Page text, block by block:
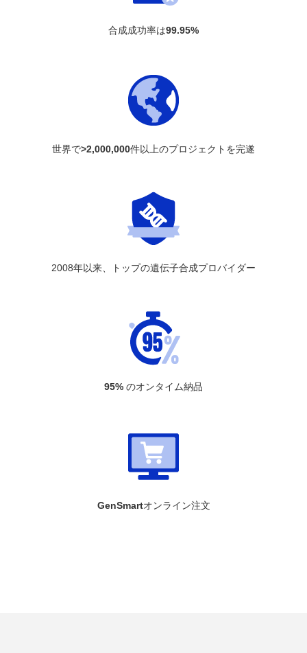
合成成功率は99.95%
世界で>2,000,000件以上のプロジェクトを完遂
2008年以来、トップの遺伝子合成プロバイダー
95% のオンタイム納品
GenSmartオンライン注文